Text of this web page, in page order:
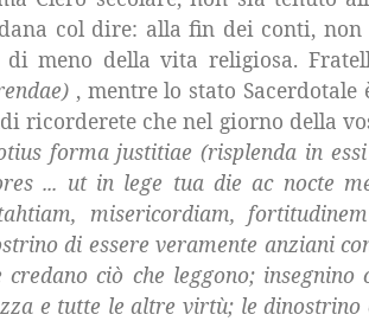
col dire: alla fin dei conti,
di meno della vita religiosa.
, mentre lo stato
ricorderete che nel giorno della
forma justitiae (risplenda in
... ut in lege tua die ac nocte
misericordiam,
di essere veramente anziani
credano ciò che leggono;
e tutte le altre virtù; le dinostrino